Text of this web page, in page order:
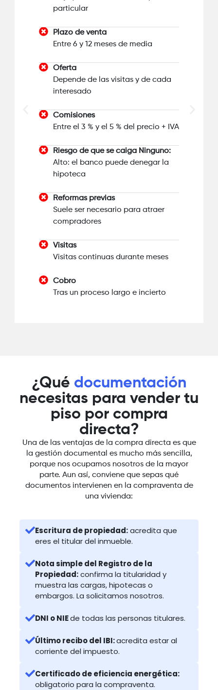
particular
Plazo de venta
Entre 6 y 12 meses de media
Oferta
Depende de las visitas y de cada
interesado
Comisiones
Entre el 3 % y el 5 % del precio + IVA
Riesgo de que se caiga Ninguno:
Alto: el banco puede denegar la
hipoteca
Reformas previas
Suele ser necesario para atraer
compradores
Visitas
Visitas continuas durante meses
Cobro
Tras un proceso largo e incierto
¿Qué documentación
necesitas para vender tu
piso por compra
directa?
Una de las ventajas de la compra directa es que
la gestión documental es mucho más sencilla,
porque nos ocupamos nosotros de la mayor
parte. Aun así, conviene que sepas qué
documentos intervienen en la compraventa de
una vivienda:
Escritura de propiedad:acredita que
eres el titular del inmueble.
Nota simple del Registro de la
Propiedad:confirma la titularidad y
muestra las cargas, hipotecas o
embargos. La solicitamos nosotros.
DNI o NIEde todas las personas titulares.
Último recibo del IBI:acredita estar al
corriente del impuesto.
Certificado de eficiencia energética:
obligatorio para la compraventa.